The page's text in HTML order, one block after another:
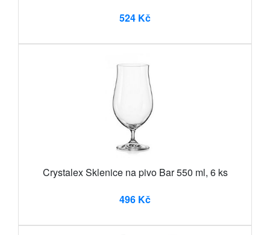
524 Kč
Crystalex Sklenice na pivo Bar 550 ml, 6 ks
496 Kč